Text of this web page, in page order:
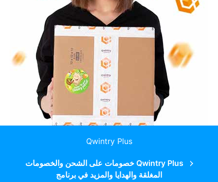
Qwintry Plus
Qwintry Plus خصومات على الشحن والخصومات
المغلقة والهدايا والمزيد في برنامج